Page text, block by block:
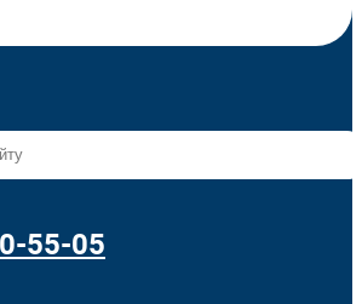
55-05